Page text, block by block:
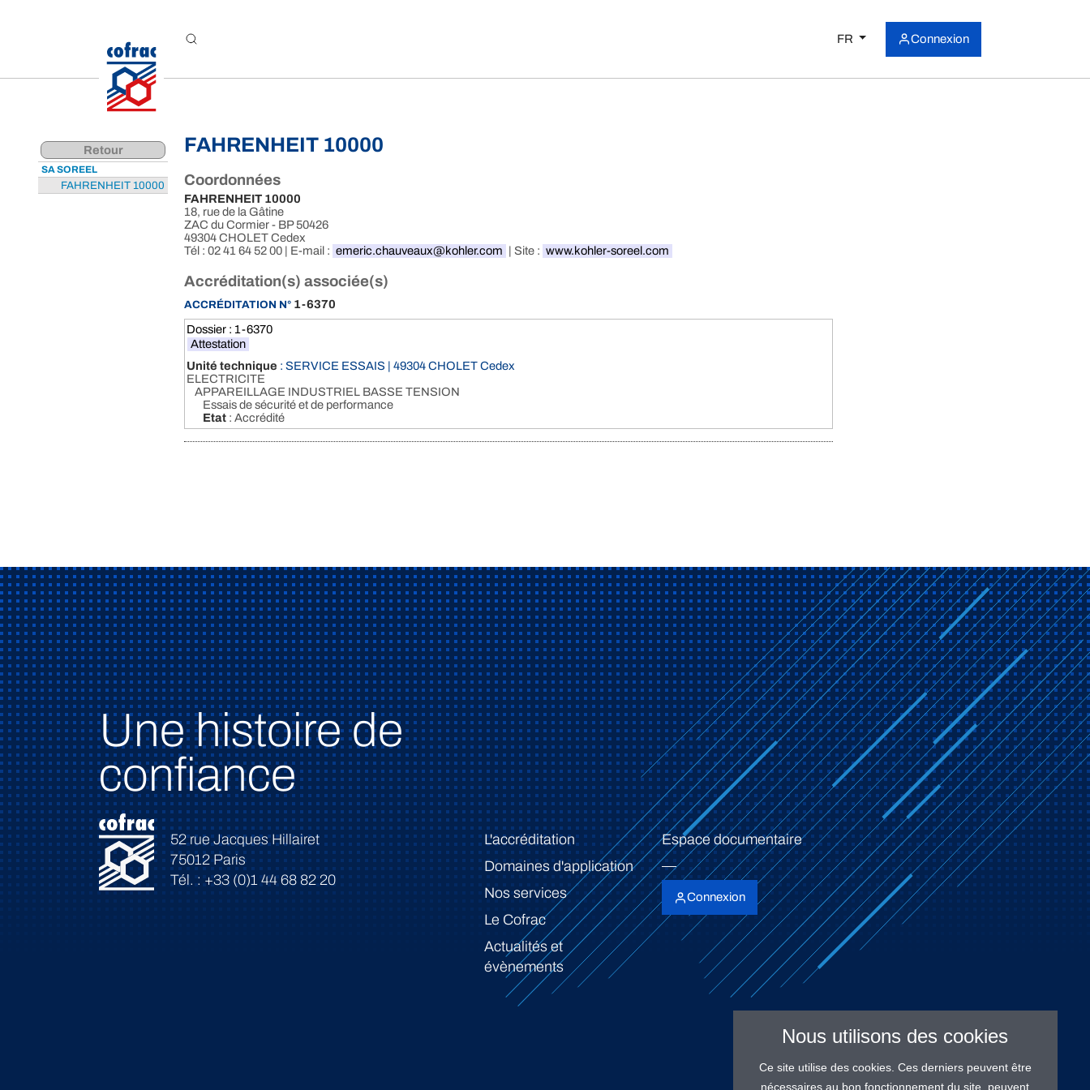
FR Connexion
Retour
SA SOREEL
FAHRENHEIT 10000
FAHRENHEIT 10000
Coordonnées
FAHRENHEIT 10000
18, rue de la Gâtine
ZAC du Cormier - BP 50426
49304 CHOLET Cedex
Tél : 02 41 64 52 00 | E-mail : emeric.chauveaux@kohler.com | Site : www.kohler-soreel.com
Accréditation(s) associée(s)
ACCRÉDITATION N° 1-6370
Dossier : 1-6370
Attestation
Unité technique : SERVICE ESSAIS | 49304 CHOLET Cedex
ELECTRICITE
APPAREILLAGE INDUSTRIEL BASSE TENSION
Essais de sécurité et de performance
Etat : Accrédité
Une histoire de
confiance
52 rue Jacques Hillairet
75012 Paris
Tél. : +33 (0)1 44 68 82 20
L'accréditation
Domaines d'application
Nos services
Le Cofrac
Actualités et
évènements
Espace documentaire
Connexion
Nous utilisons des cookies
Ce site utilise des cookies. Ces derniers peuvent être
nécessaires au bon fonctionnement du site, peuvent